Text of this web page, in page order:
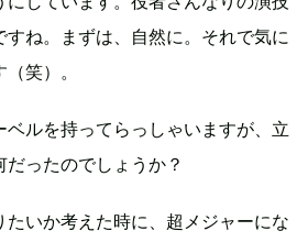
すね。まずは、自然に。それで気に
笑）。
ルを持ってらっしゃいますが、立
ったのでしょうか？
たいか考えた時に、超メジャーにな